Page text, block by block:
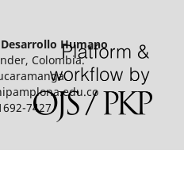
Humano
Colombia.
7427.